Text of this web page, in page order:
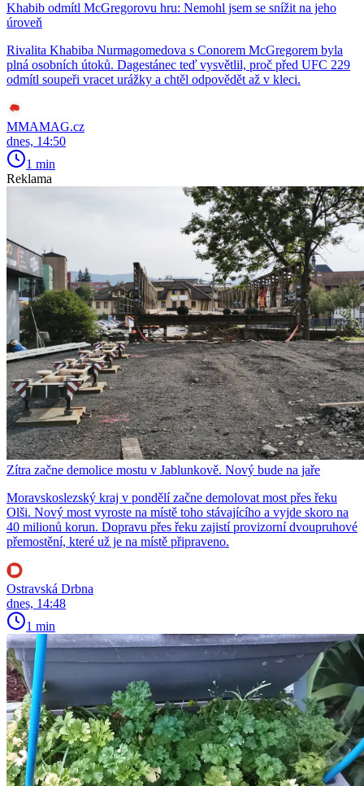
Khabib odmítl McGregorovu hru: Nemohl jsem se snížit na jeho
úroveň
Rivalita Khabiba Nurmagomedova s Conorem McGregorem byla
plná osobních útoků. Dagestánec teď vysvětlil, proč před UFC 229
odmítl soupeři vracet urážky a chtěl odpovědět až v kleci.
MMAMAG.cz
dnes, 14:50
1 min
Reklama
Zítra začne demolice mostu v Jablunkově. Nový bude na jaře
Moravskoslezský kraj v pondělí začne demolovat most přes řeku
Olši. Nový most vyroste na místě toho stávajícího a vyjde skoro na
40 milionů korun. Dopravu přes řeku zajistí provizorní dvoupruhové
přemostění, které už je na místě připraveno.
Ostravská Drbna
dnes, 14:48
1 min